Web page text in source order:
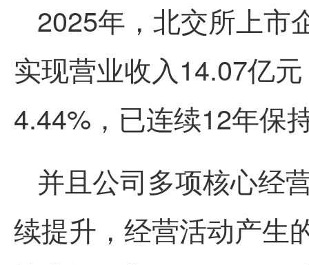
2025年，北交所上市
实现营业收入14.07亿
4.44%，已连续12年保
并且公司多项核心经
续提升，经营活动产生